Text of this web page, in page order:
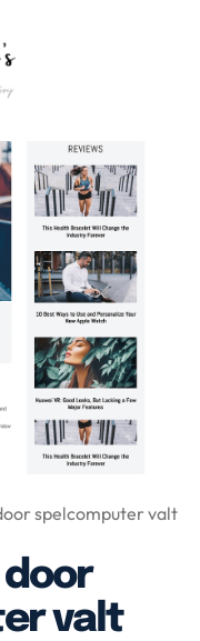
spelcomputer valt
valt